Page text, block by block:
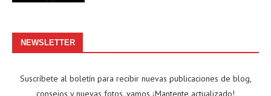
NEWSLETTER
Suscríbete al boletín para recibir nuevas publicaciones de blog,